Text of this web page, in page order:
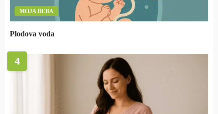
MOJA BEBA
Plodova voda
4